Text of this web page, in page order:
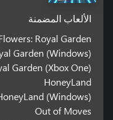
الألعاب المضمنة
Royal Garden
Garden (Windows)
Garden (Xbox One)
HoneyLand
(Windows)
Out of Moves